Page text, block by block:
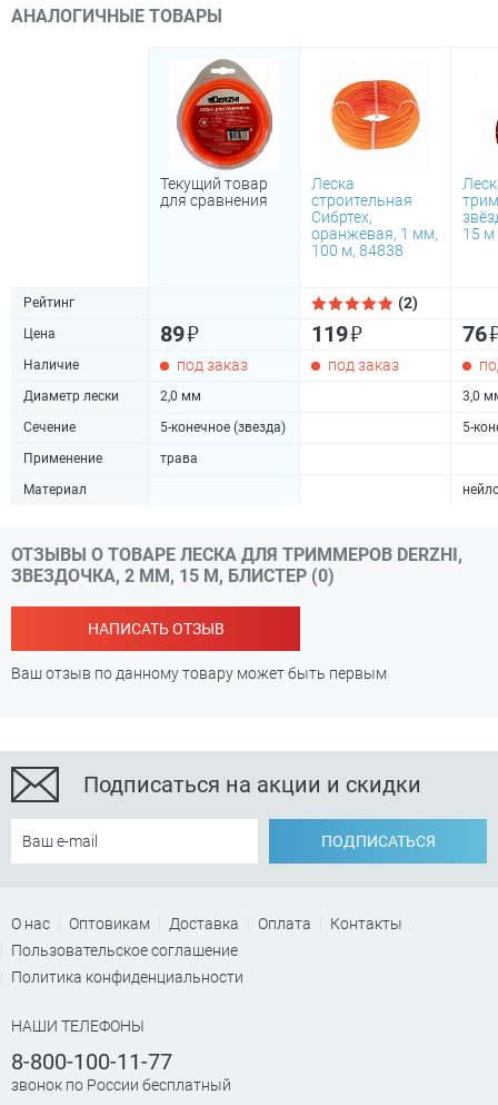
АНАЛОГИЧНЫЕ ТОВАРЫ
Текущий товар
для сравнения
Леска
строительная
Сибртех,
оранжевая, 1 мм,
100 м, 84838
15 м
Рейтинг (2)
Цена 89₽ 119₽ 76
Наличие под заказ под заказ
Диаметр лески 2,0 мм
3,0
Сечение
5-конечное (звезда)
5-
Применение
трава
Материал
ОТЗЫВЫ О ТОВАРЕ ЛЕСКА ДЛЯ ТРИММЕРОВ DERZHI,
ЗВЕЗДОЧКА, 2 ММ, 15 М, БЛИСТЕР (0)
НАПИСАТЬ ОТЗЫВ
Ваш отзыв по данному товару может быть первым
Подписаться на акции и скидки
ПОДПИСАТЬСЯ
О нас Оптовикам Доставка Оплата
Контакты
Пользовательское соглашение
Политика конфиденциальности
НАШИ ТЕЛЕФОНЫ
8-800-100-11-77
звонок по России бесплатный